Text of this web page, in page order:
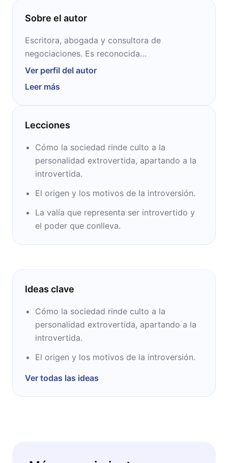
Sobre el autor
Escritora, abogada y consultora de
negociaciones. Es reconocida
internacionalmente por sus ensayos acerca
“El poder de los introvertidos” es considerada
una de las más atractivas y dinámicas por
The New Yorker.
Ver perfil del autor
Leer más
Lecciones
Cómo la sociedad rinde culto a la
personalidad extrovertida, apartando a la
introvertida.
El origen y los motivos de la introversión.
La valía que representa ser introvertido y
el poder que conlleva.
Ideas clave
Cómo la sociedad rinde culto a la
personalidad extrovertida, apartando a la
introvertida.
El origen y los motivos de la introversión.
Ver todas las ideas